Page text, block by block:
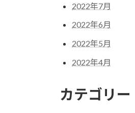
2022年7月
2022年6月
2022年5月
2022年4月
カテゴリー